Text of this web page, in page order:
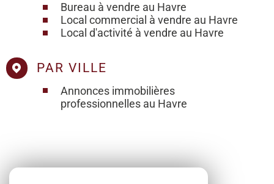
Bureau à vendre au Havre
Local commercial à vendre au Havre
Local d'activité à vendre au Havre
PAR VILLE
Annonces immobilières
professionnelles au Havre